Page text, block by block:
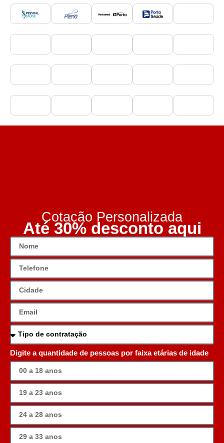
Cotação Personalizada
Até 30% desconto aqui
Digite a quantidade de pessoas por faixa etárias de idade